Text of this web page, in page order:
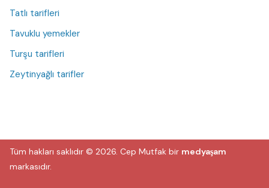
Tatlı tarifleri
Tavuklu yemekler
Turşu tarifleri
Zeytinyağlı tarifler
Tüm hakları saklıdır © 2026. Cep Mutfak bir medyaşam
markasıdır.